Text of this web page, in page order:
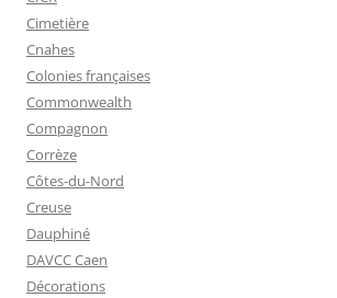
Cimetière
Cnahes
Colonies françaises
Commonwealth
Compagnon
Corrèze
Côtes-du-Nord
Creuse
Dauphiné
DAVCC Caen
Décorations